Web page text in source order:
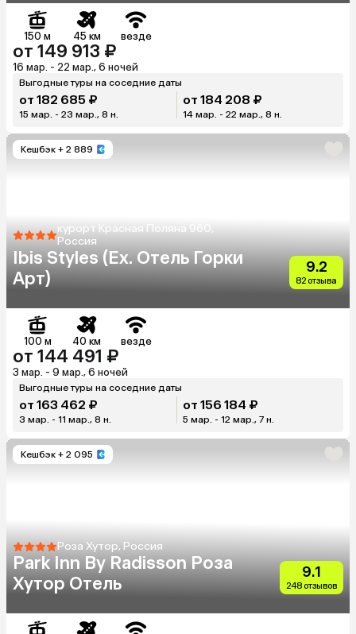
150 м 45 км везде
от 149 913 ₽
16 мар. - 22 мар., 6 ночей
Выгодные туры на соседние даты
от 182 685 ₽
15 мар. - 23 мар., 8 н.
от 184 208 ₽
14 мар. - 22 мар., 8 н.
Кешбэк + 2 889
курорт Красная Поляна 960,
Россия
Ibis Styles (Ex. Отель Горки
Арт)
9.2
82 отзыва
100 м 40 км везде
от 144 491 ₽
3 мар. - 9 мар., 6 ночей
Выгодные туры на соседние даты
от 163 462 ₽
3 мар. - 11 мар., 8 н.
от 156 184 ₽
5 мар. - 12 мар., 7 н.
Кешбэк + 2 095
Роза Хутор, Россия
Park Inn By Radisson Роза
Хутор Отель
9.1
248 отзывов